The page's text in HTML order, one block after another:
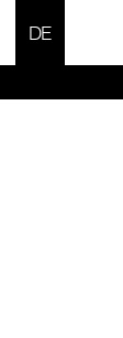
SPRACHE